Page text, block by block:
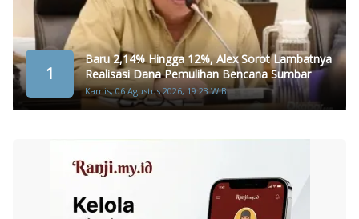
1
Baru 2,14% Hingga 12%, Alex Sorot Lambatnya
Realisasi Dana Pemulihan Bencana Sumbar
Kamis, 06 Agustus 2026, 19:23 WIB